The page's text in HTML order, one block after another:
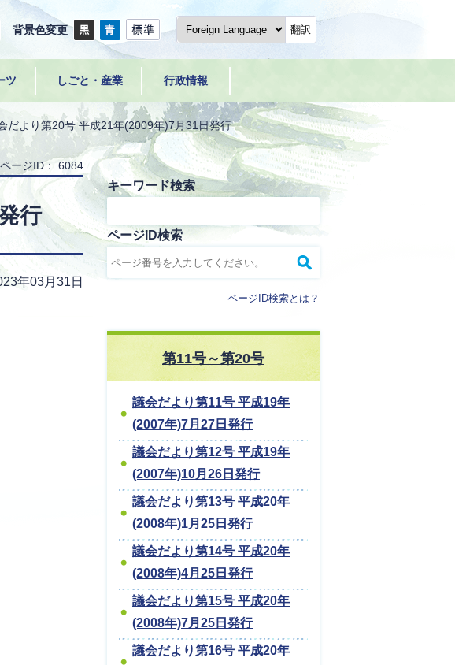
背景色変更 翻訳
ツ しごと・産業 行政情報
だより第20号 平成21年(2009年)7月31日発行
ページID： 6084
行
年03月31日
キーワード検索
ページID検索
ページID検索とは？
第11号～第20号
議会だより第11号 平成19年
(2007年)7月27日発行
議会だより第12号 平成19年
(2007年)10月26日発行
議会だより第13号 平成20年
(2008年)1月25日発行
議会だより第14号 平成20年
(2008年)4月25日発行
議会だより第15号 平成20年
(2008年)7月25日発行
議会だより第16号 平成20年